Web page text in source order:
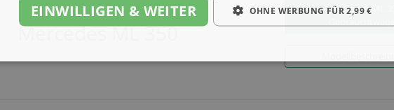
Mercedes ML 350
Mercedes ML
EINWILLIGEN & WEITER OHNE WERBUNG FÜR 2,99 €